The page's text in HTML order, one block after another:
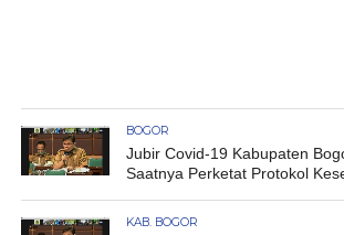
BOGOR
Jubir Covid-19 Kabupaten
Saatnya Perketat Protokol
KAB. BOGOR